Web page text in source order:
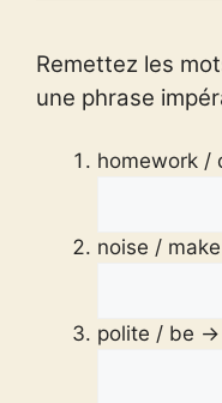
Remettez les
une phrase
homework /
noise /
polite / be →